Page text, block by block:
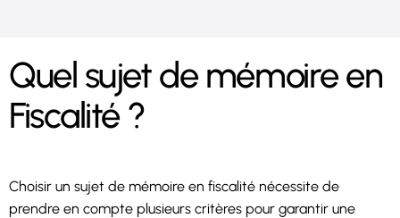
Quel sujet de mémoire en
Fiscalité ?
Choisir un sujet de mémoire en fiscalité nécessite de
prendre en compte plusieurs critères pour garantir une